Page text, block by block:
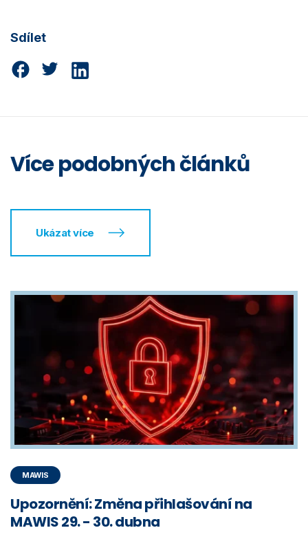
Sdílet
Více podobných článků
Ukázat více
MAWIS
Upozornění: Změna přihlašování na
MAWIS 29. - 30. dubna